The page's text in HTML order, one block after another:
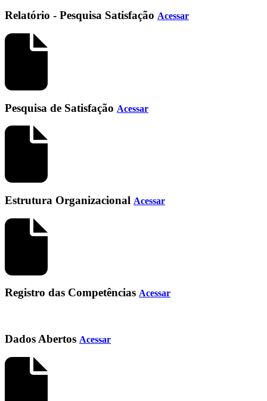
Relatório - Pesquisa Satisfação Acessar
Pesquisa de Satisfação Acessar
Estrutura Organizacional Acessar
Registro das Competências Acessar
Dados Abertos Acessar